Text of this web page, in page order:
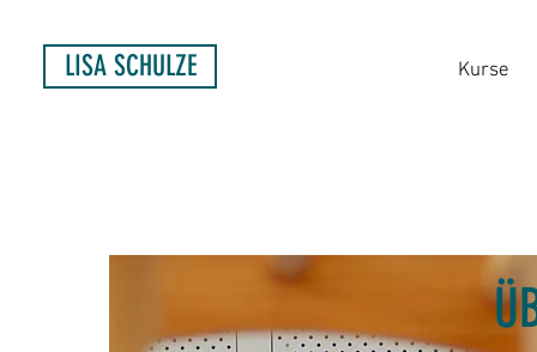
Kurse
LISA SCHULZE